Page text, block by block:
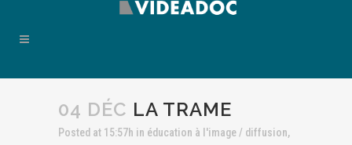
04 DÉC LA TRAME
Posted at 15:57h in éducation à l'image / diffusion,